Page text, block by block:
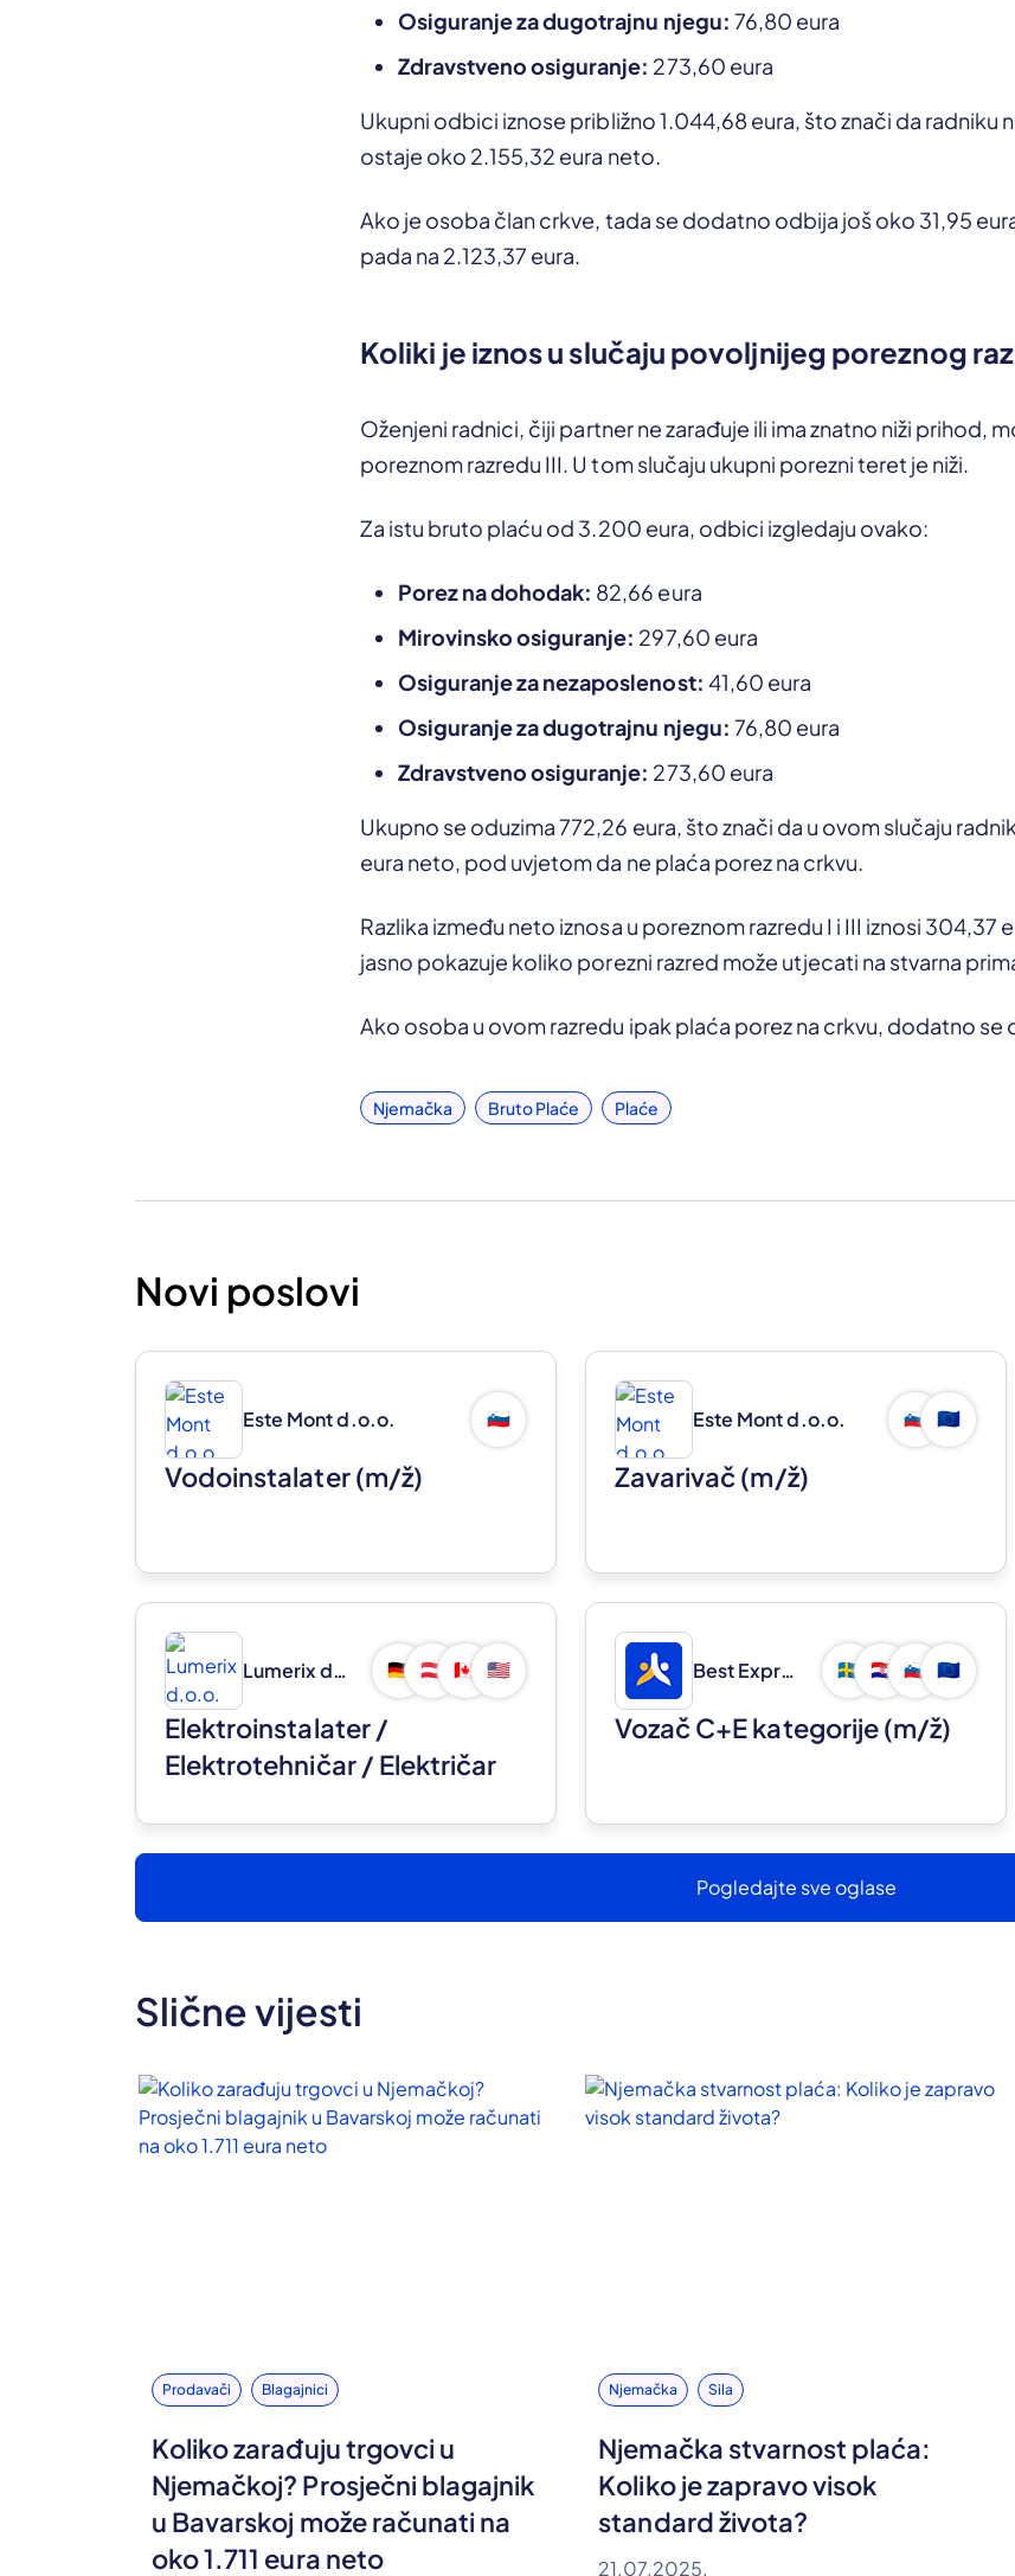
Osiguranje za dugotrajnu njegu: 76,80 eura
Zdravstveno osiguranje: 273,60 eura
Ukupni odbici iznose približno 1.044,68 eura, što znači da radniku
ostaje oko 2.155,32 eura neto.
Ako je osoba član crkve, tada se dodatno odbija još oko 31,95
pada na 2.123,37 eura.
Koliki je iznos u slučaju povoljnijeg poreznog
Oženjeni radnici, čiji partner ne zarađuje ili ima znatno niži prihod,
poreznom razredu III. U tom slučaju ukupni porezni teret je niži.
Za istu bruto plaću od 3.200 eura, odbici izgledaju ovako:
Porez na dohodak: 82,66 eura
Mirovinsko osiguranje: 297,60 eura
Osiguranje za nezaposlenost: 41,60 eura
Osiguranje za dugotrajnu njegu: 76,80 eura
Zdravstveno osiguranje: 273,60 eura
Ukupno se oduzima 772,26 eura, što znači da u ovom slučaju
eura neto, pod uvjetom da ne plaća porez na crkvu.
Razlika između neto iznosa u poreznom razredu I i III iznosi 304,37
jasno pokazuje koliko porezni razred može utjecati na stvarna
Ako osoba u ovom razredu ipak plaća porez na crkvu, dodatno se
Njemačka Bruto Plaće Plaće
Novi poslovi
Este Mont d.o.o. 🇸🇮
Vodoinstalater(m/ž)
Este Mont d.o.o. 🇸🇮 🇪🇺
Zavarivač (m/ž)
Lumerix d.o.o. 🇩🇪 🇦🇹 🇨🇦 🇺🇸
Elektroinstalater /
Elektrotehničar / Električar
Best Express d.o.o. 🇸🇪 🇭🇷 🇸🇮 🇪🇺
Vozač C+E kategorije(m/ž)
Pogledajte sve oglase
Slične vijesti
Prodavači Blagajnici
Koliko zarađuju trgovci u
Njemačkoj? Prosječni blagajnik
u Bavarskoj može računati na
oko 1.711 eura neto
Njemačka Sila
Njemačka stvarnost plaća:
Koliko je zapravo visok
standard života?
21.07.2025.